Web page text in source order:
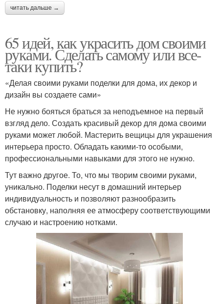
читать дальше →
65 идей, как украсить дом своими
руками. Сделать самому или все-
таки купить?
«Делая своими руками поделки для дома, их декор и
дизайн вы создаете сами»
Не нужно бояться браться за неподъемное на первый
взгляд дело. Создать красивый декор для дома своими
руками может любой. Мастерить вещицы для украшения
интерьера просто. Обладать какими-то особыми,
профессиональными навыками для этого не нужно.
Тут важно другое. То, что мы творим своими руками,
уникально. Поделки несут в домашний интерьер
индивидуальность и позволяют разнообразить
обстановку, наполняя ее атмосферу соответствующими
случаю и настроению нотками.